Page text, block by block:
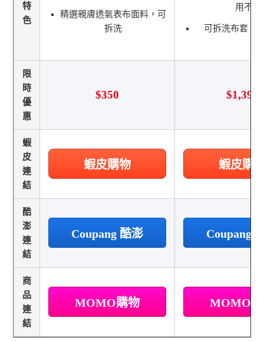
特
色
精選親膚透氣表布面料，可
拆洗
用不悶
可拆洗布套，
限
時
優
惠
$350 $1,399
蝦
皮
連
結
蝦皮購物 蝦皮購
酷
澎
連
結
Coupang 酷澎 Coupang
商
品
連
結
MOMO購物 MOMO